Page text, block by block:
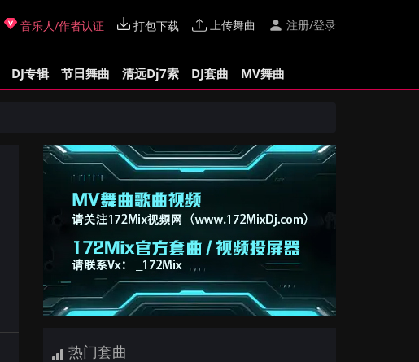
音乐人/作者认证 打包下载 上传舞曲 注册/登录
DJ专辑 节日舞曲 清远Dj7索 DJ套曲 MV舞曲
热门套曲